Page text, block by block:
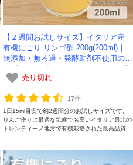
【２週間お試しサイズ】イタリア産
有機にごり リンゴ酢 200g(200ml)｜
無添加・無ろ過・発酵助剤不使用のア
【在庫限り】
売り切れ
17件
1日15ml目安で約2週間分のお試しサイズです。
りんご作りに最適な気候で名高いイタリア最北の
トレンティーノ地方で有機栽培された最高品質の
ていない、本物のリンゴ酢をお楽しみください。